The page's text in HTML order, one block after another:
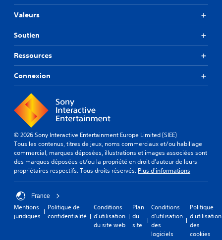
Valeurs
Soutien
Ressources
Connexion
© 2026 Sony Interactive Entertainment Europe Limited (SIEE)
Tous les contenus, titres de jeux, noms commerciaux et/ou habillage
commercial, marques déposées, illustrations et images associées sont
des marques déposées et/ou la propriété en droit d'auteur de leurs
propriétaires respectifs. Tous droits réservés. Plus d'informations
France
Mentions
juridiques
Politique de
confidentialité
Conditions
d'utilisation
du site web
Plan
du
site
Conditions
d'utilisation
des
logiciels
Politique
d'utilisation
des
cookies